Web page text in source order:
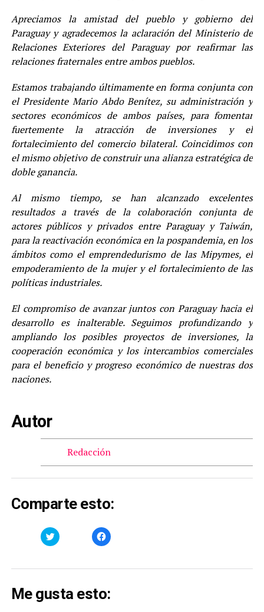
Apreciamos la amistad del pueblo y gobierno del
Paraguay y agradecemos la aclaración del Ministerio de
Relaciones Exteriores del Paraguay por reafirmar las
relaciones fraternales entre ambos pueblos.
Estamos trabajando últimamente en forma conjunta con
el Presidente Mario Abdo Benítez, su administración y
sectores económicos de ambos países, para fomentar
fuertemente la atracción de inversiones y el
fortalecimiento del comercio bilateral. Coincidimos con
el mismo objetivo de construir una alianza estratégica de
doble ganancia.
Al mismo tiempo, se han alcanzado excelentes
resultados a través de la colaboración conjunta de
actores públicos y privados entre Paraguay y Taiwán,
para la reactivación económica en la pospandemia, en los
ámbitos como el emprendedurismo de las Mipymes, el
empoderamiento de la mujer y el fortalecimiento de las
políticas industriales.
El compromiso de avanzar juntos con Paraguay hacia el
desarrollo es inalterable. Seguimos profundizando y
ampliando los posibles proyectos de inversiones, la
cooperación económica y los intercambios comerciales
para el beneficio y progreso económico de nuestras dos
naciones.
Autor
Redacción
Comparte esto:
Haz
clic
Twitter
en
una
Haz
clic
Facebook
en
una
Me gusta esto: